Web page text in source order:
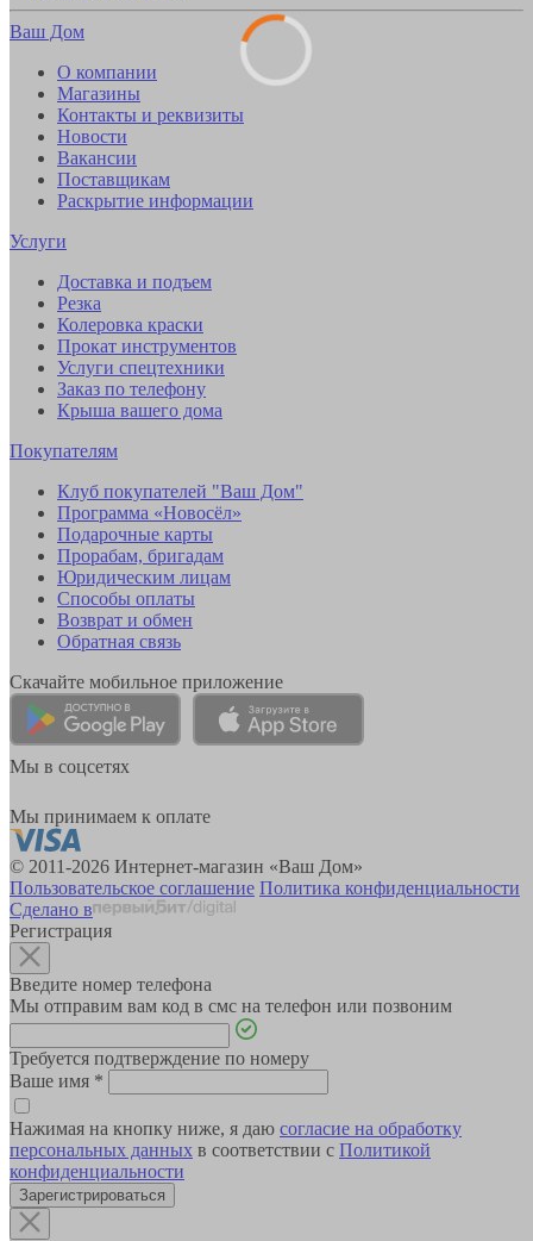
Ваш Дом
О компании
Магазины
Контакты и реквизиты
Новости
Вакансии
Поставщикам
Раскрытие информации
Услуги
Доставка и подъем
Резка
Колеровка краски
Прокат инструментов
Услуги спецтехники
Заказ по телефону
Крыша вашего дома
Покупателям
Клуб покупателей "Ваш Дом"
Программа «Новосёл»
Подарочные карты
Прорабам, бригадам
Юридическим лицам
Способы оплаты
Возврат и обмен
Обратная связь
Скачайте мобильное приложение
Мы в соцсетях
Мы принимаем к оплате
© 2011-2026 Интернет-магазин «Ваш Дом»
Пользовательское соглашение Политика конфиденциальности
Сделано в
Регистрация
Введите номер телефона
Мы отправим вам код в смс на телефон или позвоним
Требуется подтверждение по номеру
Ваше имя *
Нажимая на кнопку ниже, я даю согласие на обработку
персональных данных в соответствии с Политикой
конфиденциальности
Зарегистрироваться